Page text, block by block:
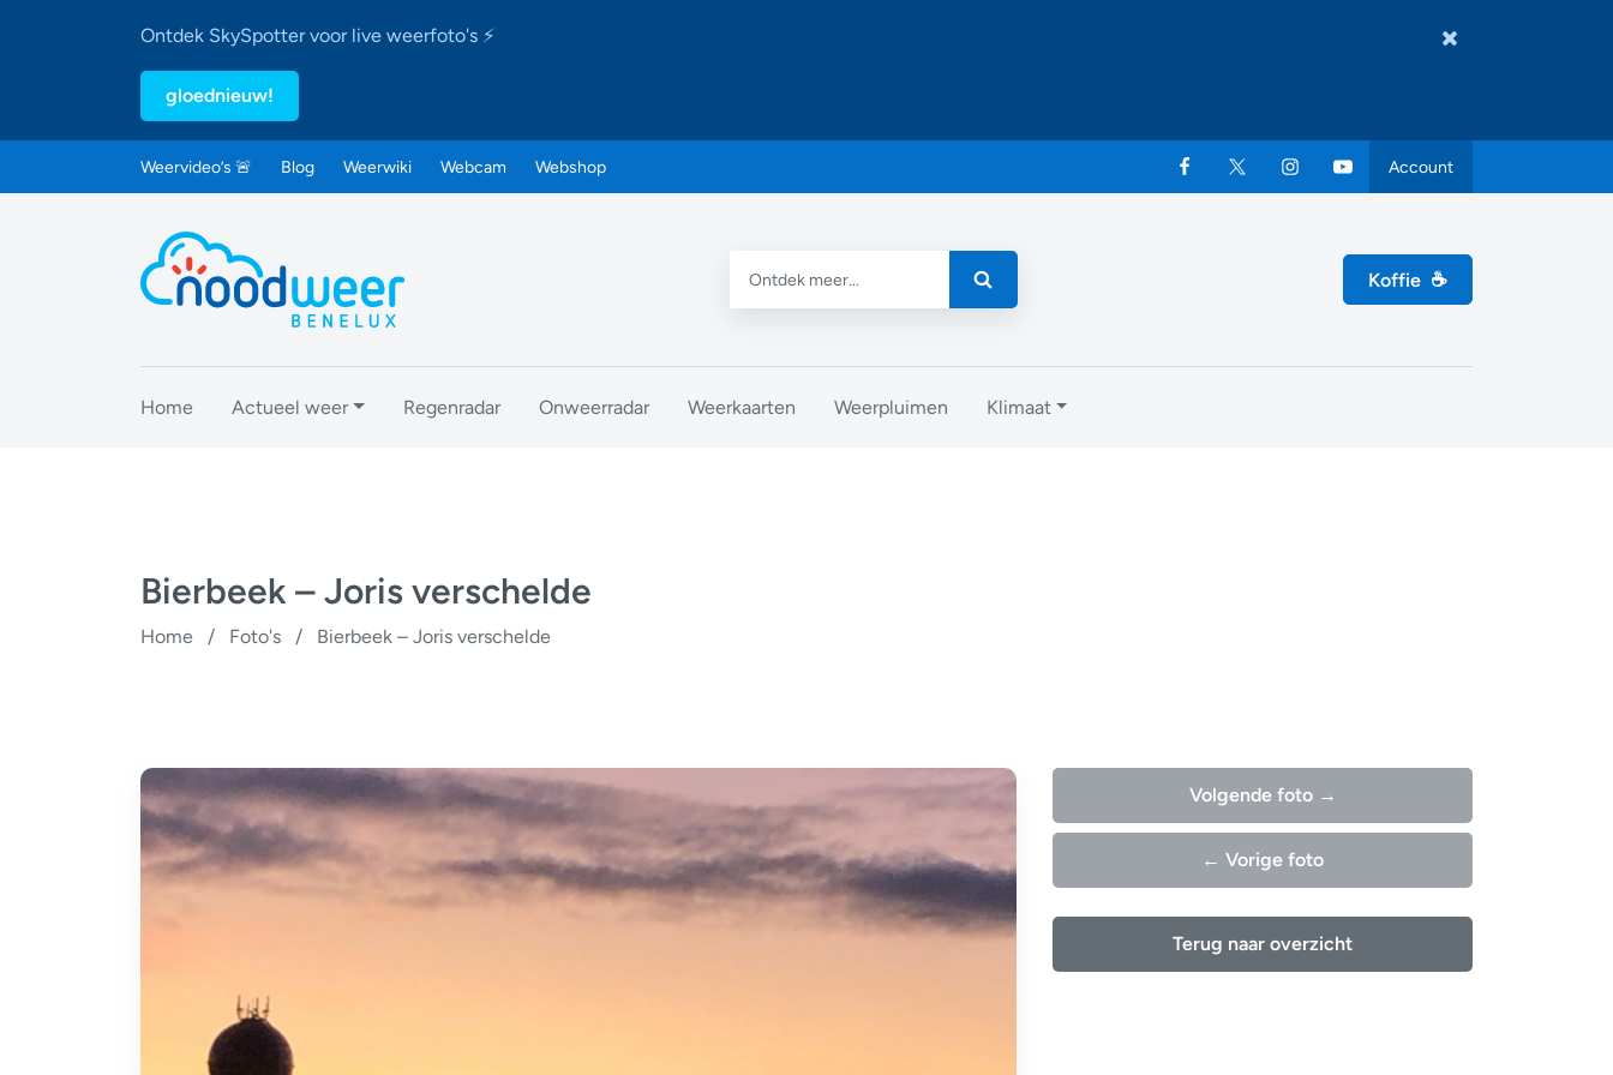
Ontdek SkySpotter voor live weerfoto's ⚡
gloednieuw!
Weervideo’s 🚨 Blog Weerwiki Webcam Webshop Account
Koffie ☕
Home Actueel weer Regenradar Onweerradar Weerkaarten Weerpluimen Klimaat
Bierbeek – Joris verschelde
Home / Foto's / Bierbeek – Joris verschelde
Volgende foto →
← Vorige foto
Terug naar overzicht